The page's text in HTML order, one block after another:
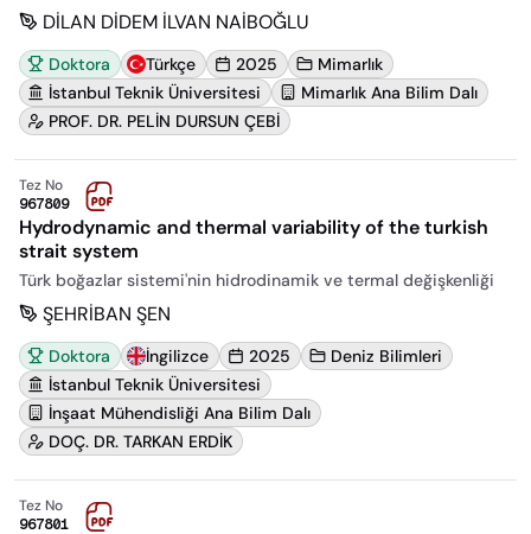
DİLAN DİDEM İLVAN NAİBOĞLU
Doktora Türkçe 2025
Mimarlık
İstanbul Teknik Üniversitesi
Mimarlık Ana Bilim Dalı
PROF. DR. PELİN DURSUN ÇEBİ
Tez No
967809
Hydrodynamic and thermal variability of the turkish
strait system
Türk boğazlar sistemi'nin hidrodinamik ve termal değişkenliği
ŞEHRİBAN ŞEN
Doktora İngilizce 2025
Deniz Bilimleri
İstanbul Teknik Üniversitesi
İnşaat Mühendisliği Ana Bilim Dalı
DOÇ. DR. TARKAN ERDİK
Tez No
967801